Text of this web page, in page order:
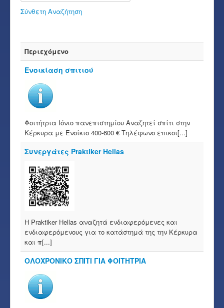
Σύνθετη Αναζήτηση
Περιεχόμενο
Ενοικίαση σπιτιού
Φοιτήτρια Ιόνιο πανεπιστημίου Αναζητεί σπίτι στην
Κέρκυρα με Ενοίκιο 400-600 € Τηλέφωνο επικοι[...]
Συνεργάτες Praktiker Hellas
Η Praktiker Hellas αναζητά ενδιαφερόμενες και
ενδιαφερόμενους για το κατάστημά της την Κέρκυρα
και π[...]
ΟΛΟΧΡΟΝΙΚΟ ΣΠΙΤΙ ΓΙΑ ΦΟΙΤΗΤΡΙΑ